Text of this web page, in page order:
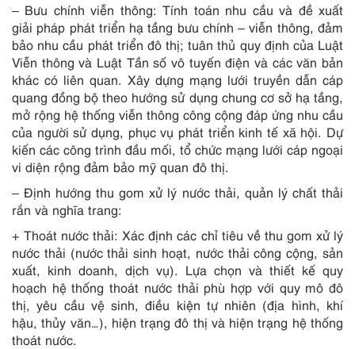
– Bưu chính viễn thông: Tính toán nhu cầu và đề xuất
giải pháp phát triển hạ tầng bưu chính – viễn thông, đảm
bảo nhu cầu phát triển đô thị; tuân thủ quy định của Luật
Viễn thông và Luật Tần số vô tuyến điện và các văn bản
khác có liên quan. Xây dựng mạng lưới truyền dẫn cáp
quang đồng bộ theo hướng sử dụng chung cơ sở hạ tầng,
mở rộng hệ thống viễn thông công cộng đáp ứng nhu cầu
của người sử dụng, phục vụ phát triển kinh tế xã hội. Dự
kiến các công trình đầu mối, tổ chức mạng lưới cáp ngoại
vi diện rộng đảm bảo mỹ quan đô thị.
– Định hướng thu gom xử lý nước thải, quản lý chất thải
rắn và nghĩa trang:
+ Thoát nước thải: Xác định các chỉ tiêu về thu gom xử lý
nước thải (nước thải sinh hoạt, nước thải công cộng, sản
xuất, kinh doanh, dịch vụ). Lựa chọn và thiết kế quy
hoạch hệ thống thoát nước thải phù hợp với quy mô đô
thị, yêu cầu vệ sinh, điều kiện tự nhiên (địa hình, khí
hậu, thủy văn…), hiện trạng đô thị và hiện trạng hệ thống
thoát nước.